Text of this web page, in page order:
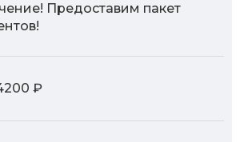
Предоставим пакет
₽